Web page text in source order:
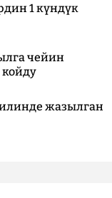
1 күндүк
чейин
жазылган